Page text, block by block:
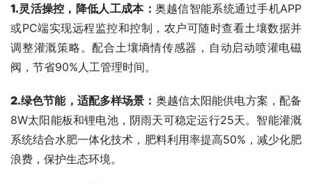
1.灵活操控，降低人工成本： 奥越信智能系统通过手机APP
或PC端实现远程监控和控制，农户可随时查看土壤数据并
调整灌溉策略。配合土壤墒情传感器，自动启动喷灌电磁
阀，节省90%人工管理时间。
2.绿色节能，适配多样场景 ： 奥越信太阳能供电方案，配备
8W太阳能板和锂电池，阴雨天可稳定运行25天。智能灌溉
系统结合水肥一体化技术，肥料利用率提高50%，减少化肥
浪费，保护生态环境。